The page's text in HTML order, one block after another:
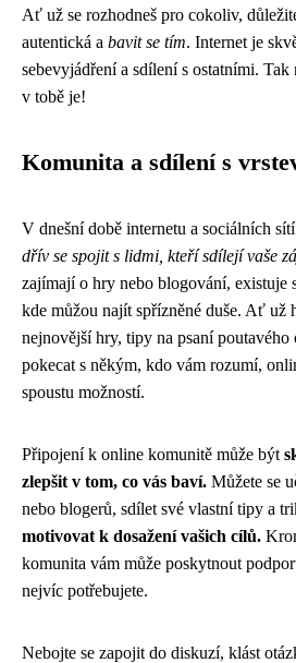
Ať už se rozhodneš pro cokoliv,
autentická a bavit se tím. Internet je
sebevyjádření a sdílení s ostatními. Tak
v tobě je!
Komunita a sdílení s
V dnešní době internetu a sociálních
dřív se spojit s lidmi, kteří sdílejí vaše
zajímají o hry nebo blogování, existuje
kde můžou najít spřízněné duše. Ať už
nejnovější hry, tipy na psaní poutavého
pokecat s někým, kdo vám rozumí,
spoustu možností.
Připojení k online komunitě může být
zlepšit v tom, co vás baví. Můžete se
nebo blogerů, sdílet své vlastní tipy a
motivovat k dosažení vašich cílů.
komunita vám může poskytnout
nejvíc potřebujete.
Nebojte se zapojit do diskuzí, klást